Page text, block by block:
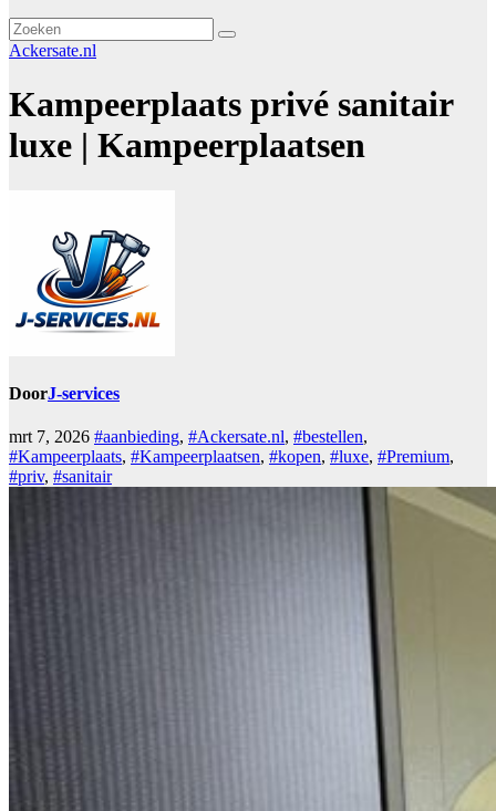
Ackersate.nl
Kampeerplaats privé sanitair
luxe | Kampeerplaatsen
DoorJ-services
mrt 7, 2026 #aanbieding, #Ackersate.nl, #bestellen,
#Kampeerplaats, #Kampeerplaatsen, #kopen, #luxe, #Premium,
#priv, #sanitair